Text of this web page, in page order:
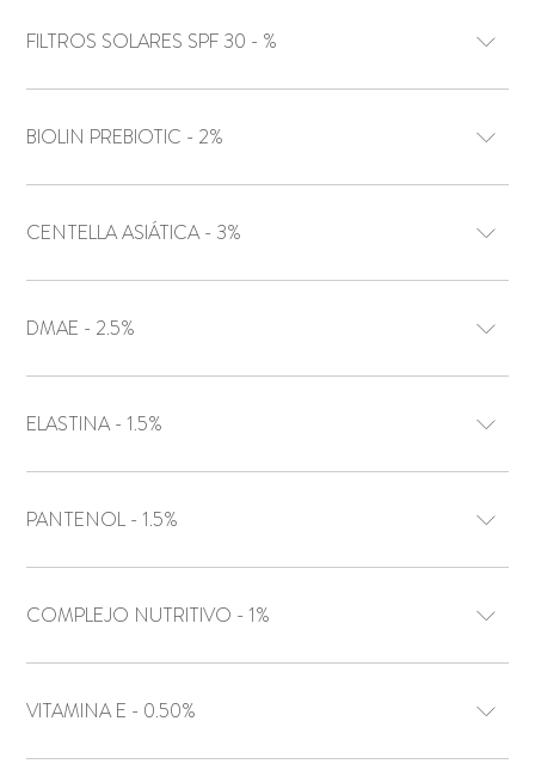
FILTROS SOLARES SPF 30 - %
BIOLIN PREBIOTIC - 2%
CENTELLA ASIÁTICA - 3%
DMAE - 2.5%
ELASTINA - 1.5%
PANTENOL - 1.5%
COMPLEJO NUTRITIVO - 1%
VITAMINA E - 0.50%